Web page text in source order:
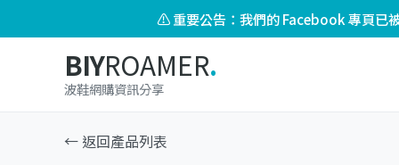
⚠️ 重要公告：我們的 Facebook 專頁已
BIYROAMER.
波鞋網購資訊分享
← 返回產品列表